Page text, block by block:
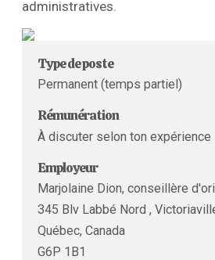
administratives.
Type de poste
Permanent (temps partiel)
Rémunération
À discuter selon ton expérience
Employeur
Marjolaine Dion, conseillère
345 Blv Labbé Nord ,
Québec, Canada
G6P 1B1